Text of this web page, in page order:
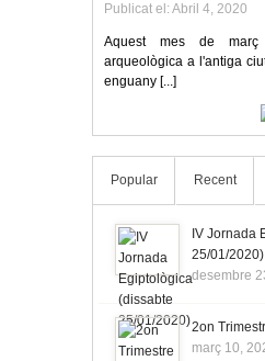
Publicat el: Abril 4, 2020
Aquest mes de
arqueològica a l'antiga
enguany [...]
Popular Recent
IV Jornada
25/01/2020)
desembre
2on
març 10,